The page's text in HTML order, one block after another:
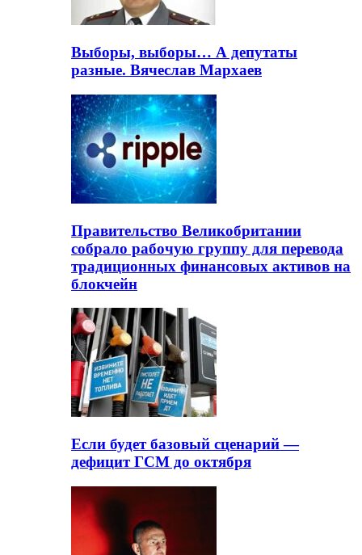
Выборы, выборы… А депутаты
разные. Вячеслав Мархаев
Правительство Великобритании
собрало рабочую группу для перевода
традиционных финансовых активов на
блокчейн
Если будет базовый сценарий —
дефицит ГСМ до октября